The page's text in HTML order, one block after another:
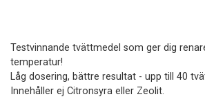
Testvinnande tvättmedel som ger dig
temperatur!
Låg dosering, bättre resultat - upp till 40
Innehåller ej Citronsyra eller Zeolit.